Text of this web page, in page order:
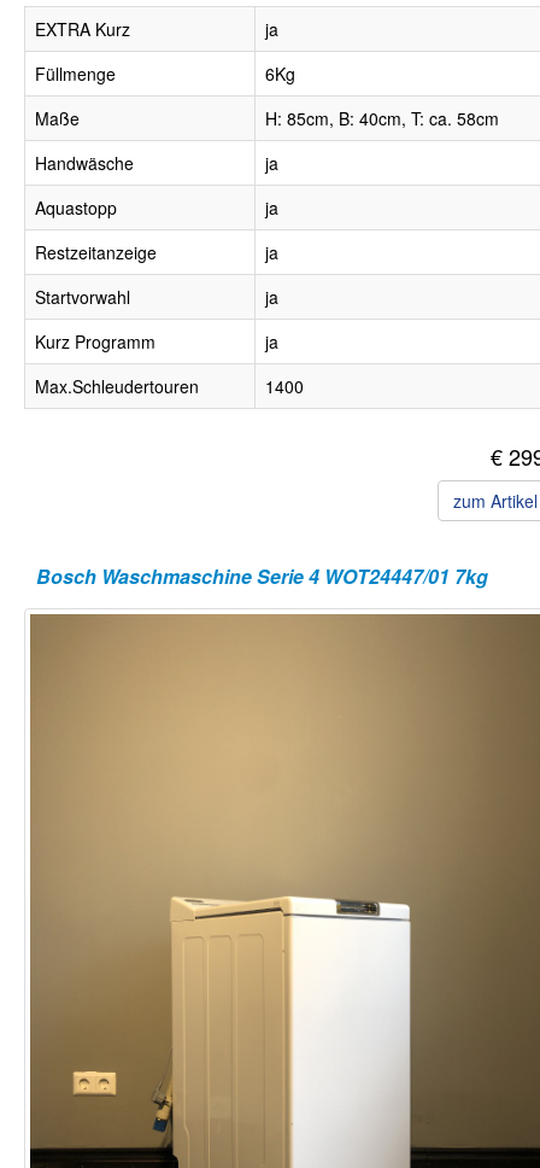
EXTRA Kurz
ja
Füllmenge
6Kg
Maße
H: 85cm, B: 40cm, T: ca. 58cm
Handwäsche
ja
Aquastopp
ja
Restzeitanzeige
ja
Startvorwahl
ja
Kurz Programm
ja
Max.Schleudertouren
1400
€
zum
Bosch Waschmaschine Serie 4 WOT24447/01 7kg